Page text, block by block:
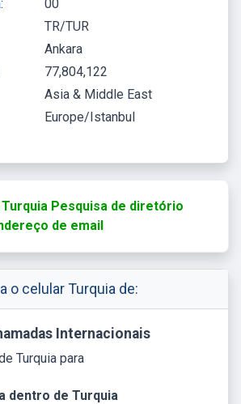
00
TR/TUR
Ankara
77,804,122
Asia & Middle East
Europe/Istanbul
Turquia Pesquisa de diretório
de email
o celular Turquia de:
Internacionais
Turquia para
dentro de Turquia